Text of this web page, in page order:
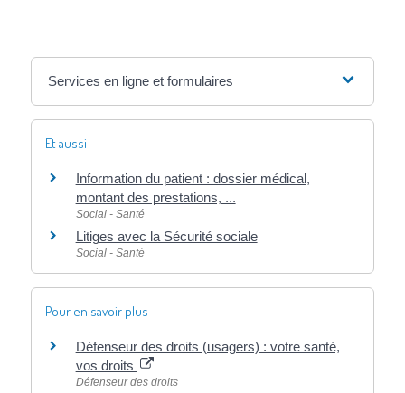
Services en ligne et formulaires
Et aussi
Information du patient : dossier médical,
montant des prestations, ...
Social - Santé
Litiges avec la Sécurité sociale
Social - Santé
Pour en savoir plus
Défenseur des droits (usagers) : votre santé,
vos droits
Défenseur des droits